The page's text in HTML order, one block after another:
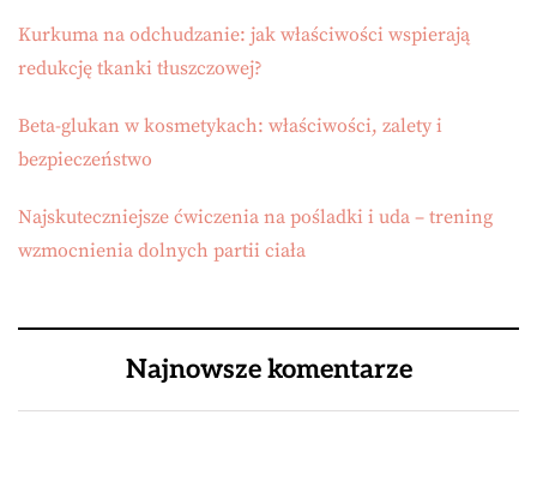
Kurkuma na odchudzanie: jak właściwości wspierają
redukcję tkanki tłuszczowej?
Beta-glukan w kosmetykach: właściwości, zalety i
bezpieczeństwo
Najskuteczniejsze ćwiczenia na pośladki i uda – trening
wzmocnienia dolnych partii ciała
Najnowsze komentarze